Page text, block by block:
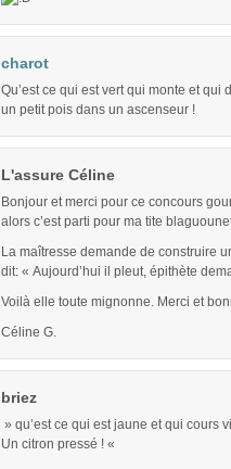
charot
Qu’est ce qui est vert qui monte et qui
un petit pois dans un ascenseur !
L'assure Céline
Bonjour et merci pour ce concours
alors c’est parti pour ma tite
La maîtresse demande de construire
dit: « Aujourd’hui il pleut, épithète
Voilà elle toute mignonne. Merci et
Céline G.
briez
» qu’est ce qui est jaune et qui cours
Un citron pressé ! «